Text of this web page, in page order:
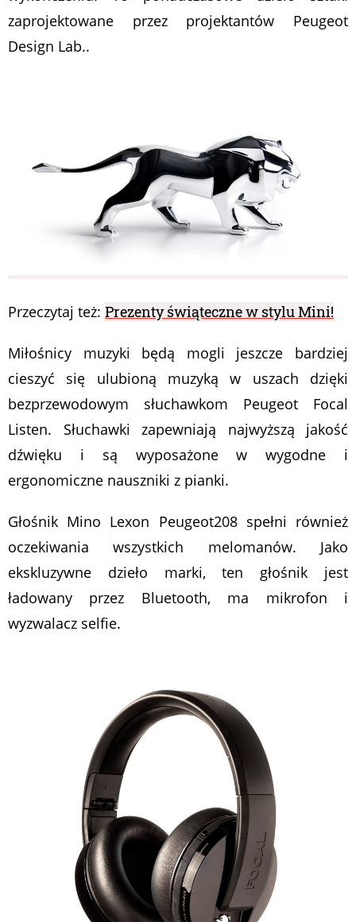
zaprojektowane przez projektantów Peugeot
Design Lab..
Przeczytaj też: Prezenty świąteczne w stylu Mini!
Miłośnicy muzyki będą mogli jeszcze bardziej
cieszyć się ulubioną muzyką w uszach dzięki
bezprzewodowym słuchawkom Peugeot Focal
Listen. Słuchawki zapewniają najwyższą jakość
dźwięku i są wyposażone w wygodne i
ergonomiczne nauszniki z pianki.
Głośnik Mino Lexon Peugeot208 spełni również
oczekiwania wszystkich melomanów. Jako
ekskluzywne dzieło marki, ten głośnik jest
ładowany przez Bluetooth, ma mikrofon i
wyzwalacz selfie.